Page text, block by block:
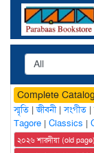
Complete Catalog
স্মৃতি |জীবনী|সংগীত |
Tagore | Classics |
২০২৬ শারদীয়া (old page)